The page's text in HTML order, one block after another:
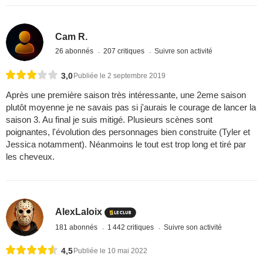
Cam R.
26 abonnés 207 critiques Suivre son activité
3,0 Publiée le 2 septembre 2019
Après une première saison très intéressante, une 2eme saison
plutôt moyenne je ne savais pas si j'aurais le courage de lancer la
saison 3. Au final je suis mitigé. Plusieurs scènes sont
poignantes, l'évolution des personnages bien construite (Tyler et
Jessica notamment). Néanmoins le tout est trop long et tiré par
les cheveux.
AlexLaloix
181 abonnés 1 442 critiques Suivre son activité
4,5 Publiée le 10 mai 2022